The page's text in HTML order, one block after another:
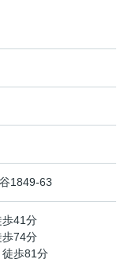
1849-63
歩41分
歩74分
徒歩81分